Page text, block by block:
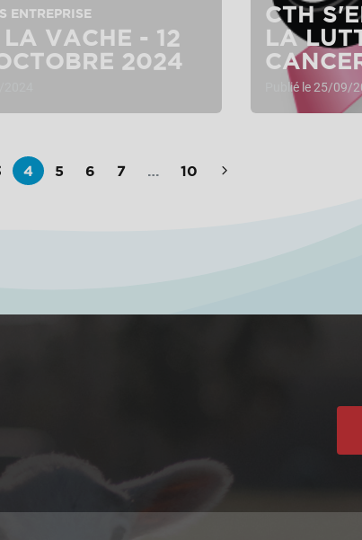
ENTREPRISE
VACHE - 12
2024
CTH
LA
Publié le 25/09/
4 5 6 7 … 10